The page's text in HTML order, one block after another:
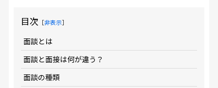
目次 ［非表示］
面談とは
面談と面接は何が違う？
面談の種類